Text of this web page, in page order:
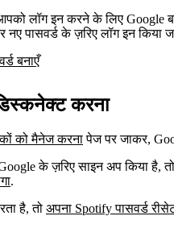
लॉग इन करने के लिए Google
पासवर्ड के ज़रिए लॉग इन किया
बनाएँ
करना
को मैनेज करनापेज पर जाकर,
के ज़रिए साइन अप किया है,
.
है, तो अपना Spotify पासवर्ड